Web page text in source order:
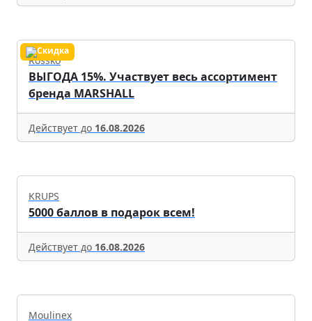
Rossko
ВЫГОДА 15%. Участвует весь ассортимент
бренда MARSHALL
Действует до 16.08.2026
KRUPS
5000 баллов в подарок всем!
Действует до 16.08.2026
Moulinex